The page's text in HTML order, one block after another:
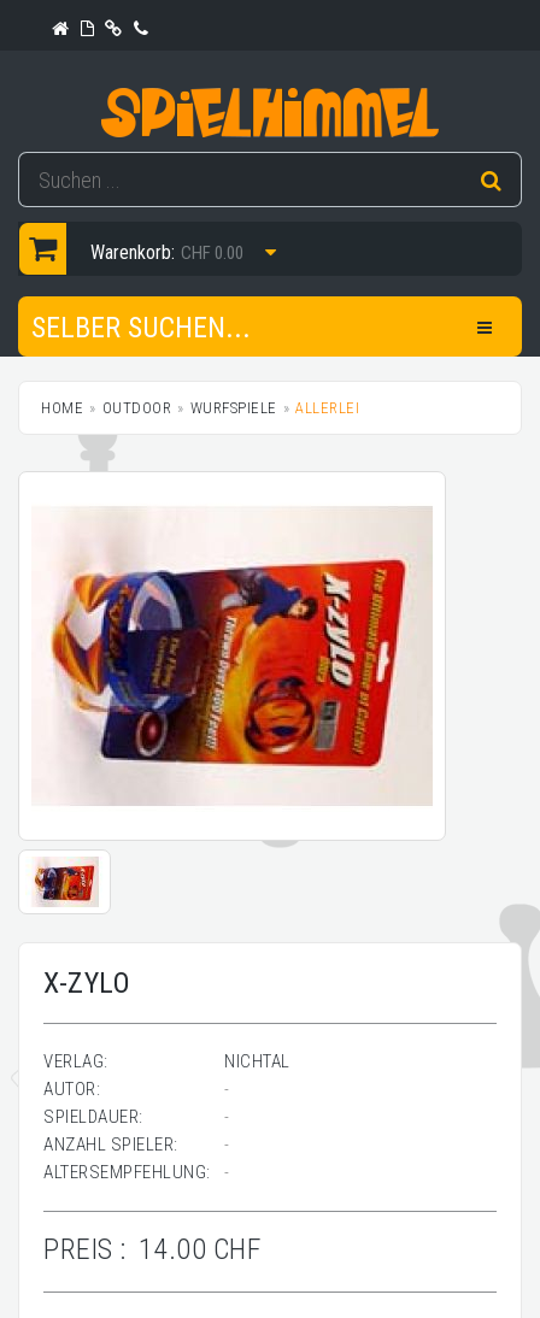
Warenkorb: CHF 0.00
SELBER SUCHEN...
HOME OUTDOOR WURFSPIELE ALLERLEI
X-ZYLO
VERLAG:
NICHTAL
AUTOR:
-
SPIELDAUER:
-
ANZAHL SPIELER:
-
ALTERSEMPFEHLUNG:
-
PREIS : 14.00 CHF